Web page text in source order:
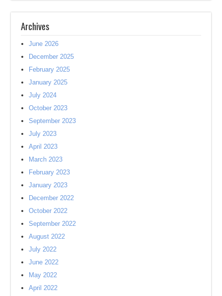
Archives
June 2026
December 2025
February 2025
January 2025
July 2024
October 2023
September 2023
July 2023
April 2023
March 2023
February 2023
January 2023
December 2022
October 2022
September 2022
August 2022
July 2022
June 2022
May 2022
April 2022